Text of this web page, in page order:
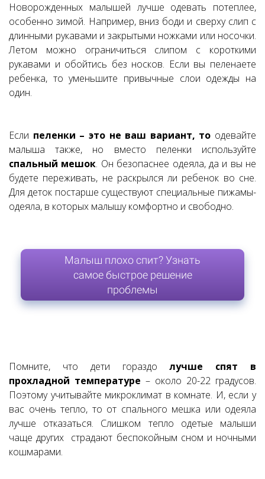
Новорожденных малышей лучше одевать потеплее,
особенно зимой. Например, вниз боди и сверху слип с
длинными рукавами и закрытыми ножками или носочки.
Летом можно ограничиться слипом с короткими
рукавами и обойтись без носков. Если вы пеленаете
ребенка, то уменьшите привычные слои одежды на
один.
Если пеленки – это не ваш вариант, то одевайте
малыша также, но вместо пеленки используйте
спальный мешок. Он безопаснее одеяла, да и вы не
будете переживать, не раскрылся ли ребенок во сне.
Для деток постарше существуют специальные пижамы-
одеяла, в которых малышу комфортно и свободно.
Малыш плохо спит? Узнать
самое быстрое решение
проблемы
Помните, что дети гораздолучше спят в
прохладной температуре – около 20-22 градусов.
Поэтому учитывайте микроклимат в комнате. И, если у
вас очень тепло, то от спального мешка или одеяла
лучше отказаться. Слишком тепло одетые малыши
чаще других страдают беспокойным сном и ночными
кошмарами.